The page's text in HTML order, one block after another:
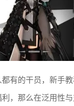
有的干员，新手
，那么在泛用性